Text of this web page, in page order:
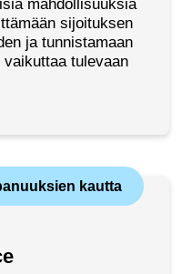
mahdollisuuksia
sijoituksen
ja tunnistamaan
tulevaan
kautta